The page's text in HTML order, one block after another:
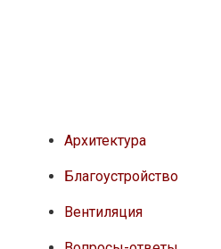
Архитектура
Благоустройство
Вентиляция